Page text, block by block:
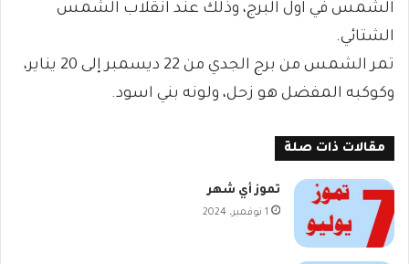
الشمس في اول البرج، وذلك عند انقلاب الشمس
الشتائي.
تمر الشمس من برج الجدي من 22 ديسمبر إلى 20 يناير،
وكوكبه المفضل هو زحل، ولونه بني اسود.
مقالات ذات صلة
تموز أي شهر
1 نوفمبر، 2024